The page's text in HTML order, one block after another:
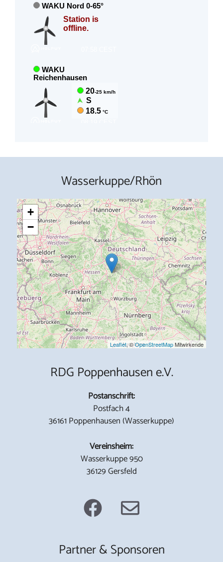
Wasserkuppe/Rhön
+
−
Leaflet, ©OpenStreetMapMitwirkende
RDG Poppenhausen e.V.
Postanschrift:
Postfach 4
36161 Poppenhausen (Wasserkuppe)
Vereinsheim:
Wasserkuppe 950
36129 Gersfeld
Partner & Sponsoren